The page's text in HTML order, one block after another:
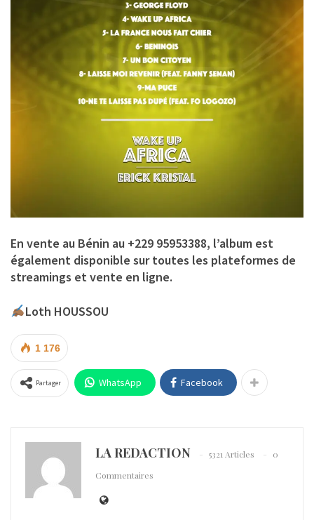
En vente au Bénin au +229 95953388, l’album est
également disponible sur toutes les plateformes de
streamings et vente en ligne.
Loth HOUSSOU
1 176
Partager WhatsApp Facebook
LA REDACTION 5321 Articles
0
Commentaires